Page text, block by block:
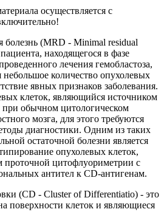
осуществляется с
болезнь (MRD - Minimal residual
находящегося в фазе
лечения гемобластоза,
небольшое количество опухолевых
явных признаков заболевания.
клеток, являющийся источником
при обычном цитологическом
мозга, для этого требуются
диагностики. Одним из таких
остаточной болезни является
опухолевых клеток,
проточной цитофлуориметрии с
антител к CD-антигенам.
(CD - Cluster of Differentiatio) - это
поверхности клеток и являющиеся